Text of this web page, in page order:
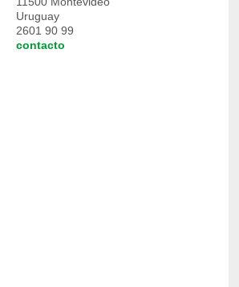
Uruguay
2601 90 99
contacto